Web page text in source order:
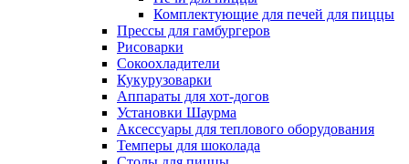
Комплектующие для печей для пиццы
Прессы для гамбургеров
Рисоварки
Сокоохладители
Кукурузоварки
Аппараты для хот-догов
Установки Шаурма
Аксессуары для теплового оборудования
Темперы для шоколада